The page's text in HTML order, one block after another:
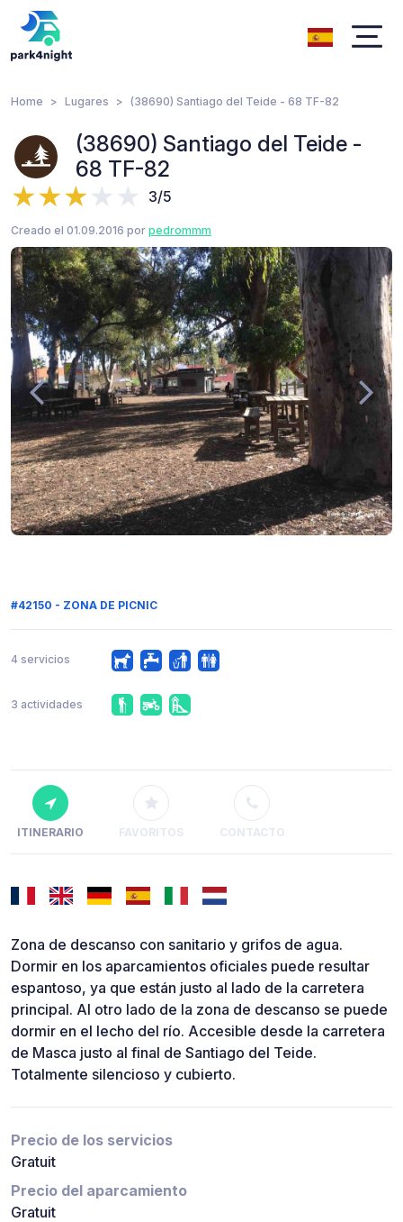
Home Lugares (38690) Santiago del Teide - 68 TF-82
(38690) Santiago del Teide -
68 TF-82
3/5
Creado el 01.09.2016 por pedrommm
#42150 - ZONA DE PICNIC
4 servicios
3 actividades
ITINERARIO FAVORITOS CONTACTO
Zona de descanso con sanitario y grifos de agua.
Dormir en los aparcamientos oficiales puede resultar
espantoso, ya que están justo al lado de la carretera
principal. Al otro lado de la zona de descanso se puede
dormir en el lecho del río. Accesible desde la carretera
de Masca justo al final de Santiago del Teide.
Totalmente silencioso y cubierto.
Precio de los servicios
Gratuit
Precio del aparcamiento
Gratuit